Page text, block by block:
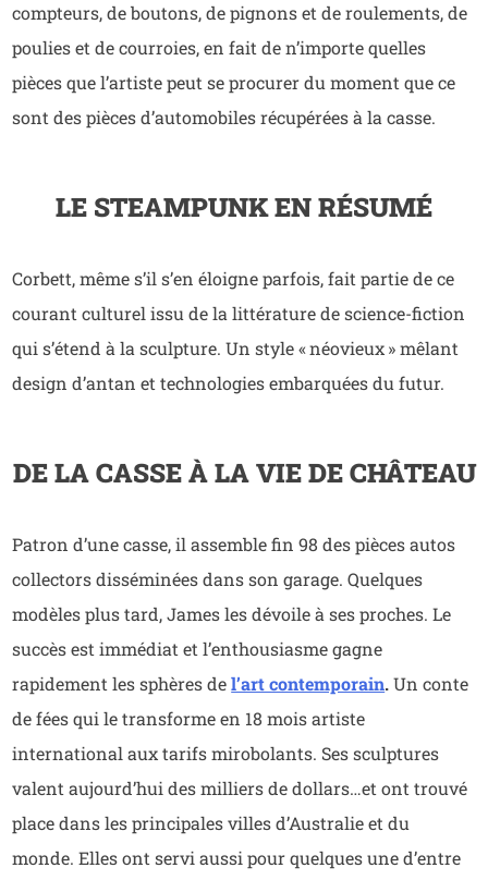
compteurs, de boutons, de pignons et de roulements, de
poulies et de courroies, en fait de n’importe quelles
pièces que l’artiste peut se procurer du moment que ce
sont des pièces d’automobiles récupérées à la casse.
LE STEAMPUNK EN RÉSUMÉ
Corbett, même s’il s’en éloigne parfois, fait partie de ce
courant culturel issu de la littérature de science-fiction
qui s’étend à la sculpture. Un style « néovieux » mêlant
design d’antan et technologies embarquées du futur.
DE LA CASSE À LA VIE DE CHÂTEAU
Patron d’une casse, il assemble fin 98 des pièces autos
collectors disséminées dans son garage. Quelques
modèles plus tard, James les dévoile à ses proches. Le
succès est immédiat et l’enthousiasme gagne
rapidement les sphères del’art contemporain.Un conte
de fées qui le transforme en 18 mois artiste
international aux tarifs mirobolants. Ses sculptures
valent aujourd’hui des milliers de dollars…et ont trouvé
place dans les principales villes d’Australie et du
monde. Elles ont servi aussi pour quelques une d’entre